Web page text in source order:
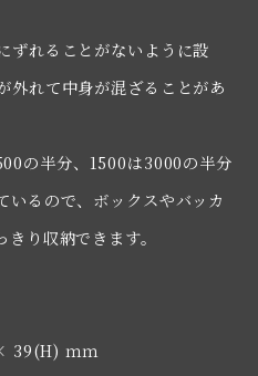
ずれることがないように設
外れて中身が混ざることがあ
の半分、1500は3000の半分
いるので、ボックスやバッカ
り収納できます。
39(H) ｍｍ